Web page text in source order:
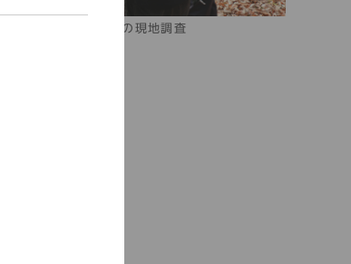
安積山遺跡近くでの現地調査